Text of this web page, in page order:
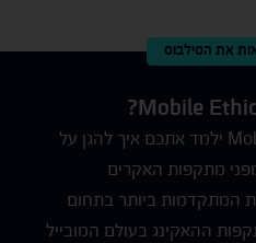
את הסילבוס
קורס Mobile Ethical hackling ילמד אתכם איך להגן על
מתקפות האקרים
המתקדמות ביותר בתחום
ההאקינג בעולם המובייל